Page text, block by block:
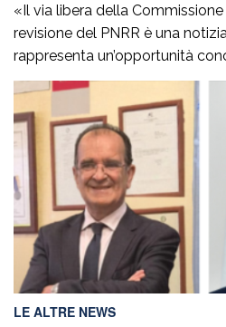
«Il via libera della
revisione del PNRR è una
rappresenta un’opportunità
Calabria. La valutazione
del Governo Meloni in Europa
serietà e capacità di
europei possono essere
LE ALTRE NEWS